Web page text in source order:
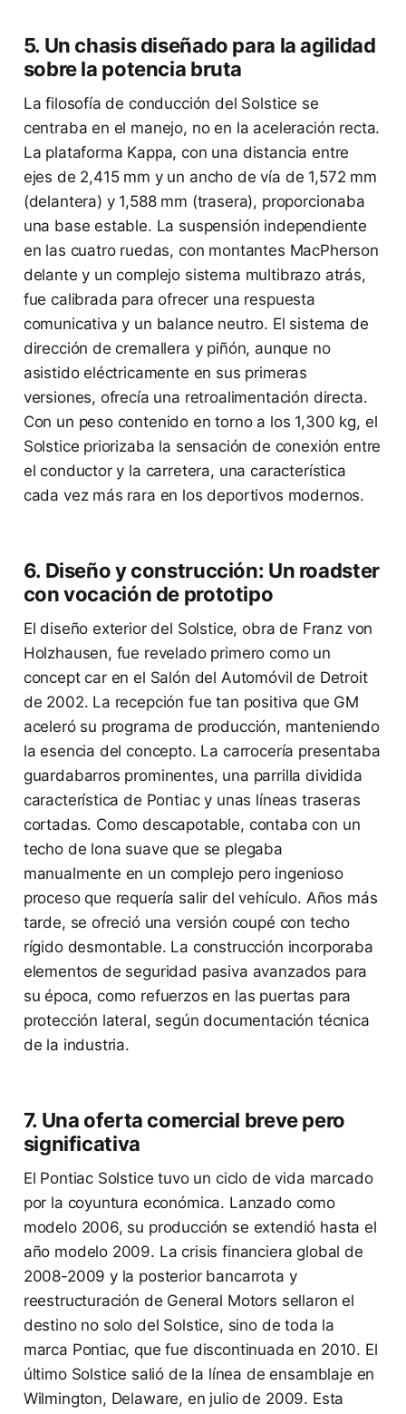
5. Un chasis diseñado para la agilidad
sobre la potencia bruta
La filosofía de conducción del Solstice se
centraba en el manejo, no en la aceleración recta.
La plataforma Kappa, con una distancia entre
ejes de 2,415 mm y un ancho de vía de 1,572 mm
(delantera) y 1,588 mm (trasera), proporcionaba
una base estable. La suspensión independiente
en las cuatro ruedas, con montantes MacPherson
delante y un complejo sistema multibrazo atrás,
fue calibrada para ofrecer una respuesta
comunicativa y un balance neutro. El sistema de
dirección de cremallera y piñón, aunque no
asistido eléctricamente en sus primeras
versiones, ofrecía una retroalimentación directa.
Con un peso contenido en torno a los 1,300 kg, el
Solstice priorizaba la sensación de conexión entre
el conductor y la carretera, una característica
cada vez más rara en los deportivos modernos.
6. Diseño y construcción: Un roadster
con vocación de prototipo
El diseño exterior del Solstice, obra de Franz von
Holzhausen, fue revelado primero como un
concept car en el Salón del Automóvil de Detroit
de 2002. La recepción fue tan positiva que GM
aceleró su programa de producción, manteniendo
la esencia del concepto. La carrocería presentaba
guardabarros prominentes, una parrilla dividida
característica de Pontiac y unas líneas traseras
cortadas. Como descapotable, contaba con un
techo de lona suave que se plegaba
manualmente en un complejo pero ingenioso
proceso que requería salir del vehículo. Años más
tarde, se ofreció una versión coupé con techo
rígido desmontable. La construcción incorporaba
elementos de seguridad pasiva avanzados para
su época, como refuerzos en las puertas para
protección lateral, según documentación técnica
de la industria.
7. Una oferta comercial breve pero
significativa
El Pontiac Solstice tuvo un ciclo de vida marcado
por la coyuntura económica. Lanzado como
modelo 2006, su producción se extendió hasta el
año modelo 2009. La crisis financiera global de
2008-2009 y la posterior bancarrota y
reestructuración de General Motors sellaron el
destino no solo del Solstice, sino de toda la
marca Pontiac, que fue discontinuada en 2010. El
último Solstice salió de la línea de ensamblaje en
Wilmington, Delaware, en julio de 2009. Esta